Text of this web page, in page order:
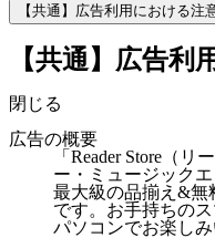
【共通】広告利用における注
【共通】広告利
閉じる
広告の概要
「Reader Store（
ー・ミュージック
最大級の品揃え&無
です。お手持ちの
パソコンでお楽しみ